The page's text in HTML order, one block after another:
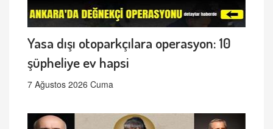
Yasa dışı otoparkçılara operasyon: 10
şüpheliye ev hapsi
7 Ağustos 2026 Cuma